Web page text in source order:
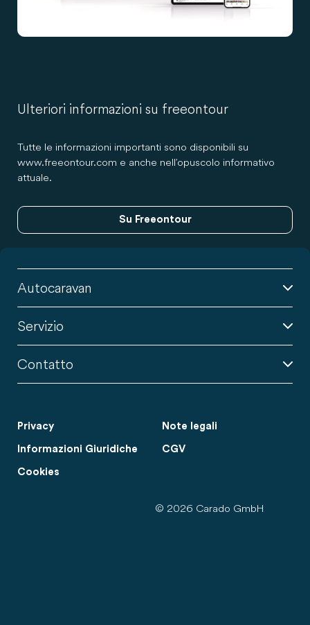
Ulteriori informazioni su freeontour
Tutte le informazioni importanti sono disponibili su
www.freeontour.com e anche nell’opuscolo informativo
attuale.
Su Freeontour
Autocaravan
Servizio
Contatto
Privacy Note legali
Informazioni Giuridiche CGV
Cookies
© 2026 Carado GmbH